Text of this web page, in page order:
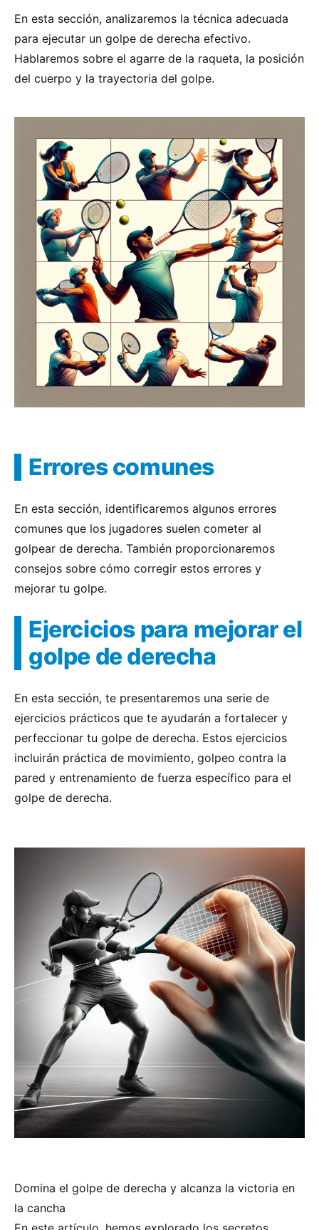
En esta sección, analizaremos la técnica adecuada
para ejecutar un golpe de derecha efectivo.
Hablaremos sobre el agarre de la raqueta, la posición
del cuerpo y la trayectoria del golpe.
Errores comunes
En esta sección, identificaremos algunos errores
comunes que los jugadores suelen cometer al
golpear de derecha. También proporcionaremos
consejos sobre cómo corregir estos errores y
mejorar tu golpe.
Ejercicios para mejorar el
golpe de derecha
En esta sección, te presentaremos una serie de
ejercicios prácticos que te ayudarán a fortalecer y
perfeccionar tu golpe de derecha. Estos ejercicios
incluirán práctica de movimiento, golpeo contra la
pared y entrenamiento de fuerza específico para el
golpe de derecha.
Domina el golpe de derecha y alcanza la victoria en
la cancha